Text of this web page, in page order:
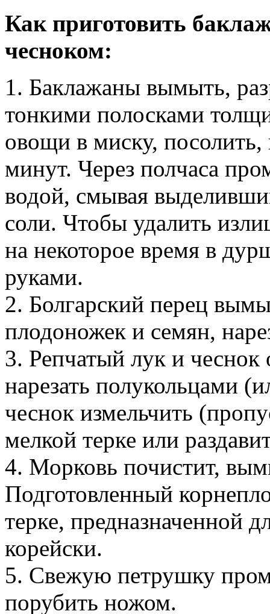
Как приготовить
чесноком:
1. Баклажаны вымыть,
тонкими полосками
овощи в миску, посолить,
минут. Через полчаса
водой, смывая
соли. Чтобы удалить
на некоторое время в
руками.
2. Болгарский перец
плодоножек и семян,
3. Репчатый лук и
нарезать полукольцами
чеснок измельчить
мелкой терке или
4. Морковь почистит,
Подготовленный
терке, предназначенной
корейски.
5. Свежую петрушку
порубить ножом.